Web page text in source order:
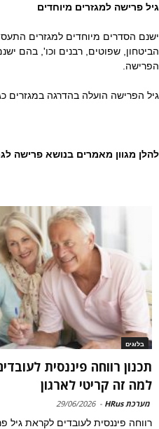
גיל פרישה למגזרים מיוחדים
ישנם הסדרים מיוחדים למגזרים
הביטחון, שפוטים, רבנים וכו', בהם
הפרישה.
גיל הפרישה הועלה בהדרגה במגזרים
להלן מגוון מאמרים בנושא פרישה
בלוגים
תכנון רווחה פיננסית
למה זה קריטי לארגון
מערכת HRus -
29/06/2026
רווחה פיננסית לעובדים לקראת גיל